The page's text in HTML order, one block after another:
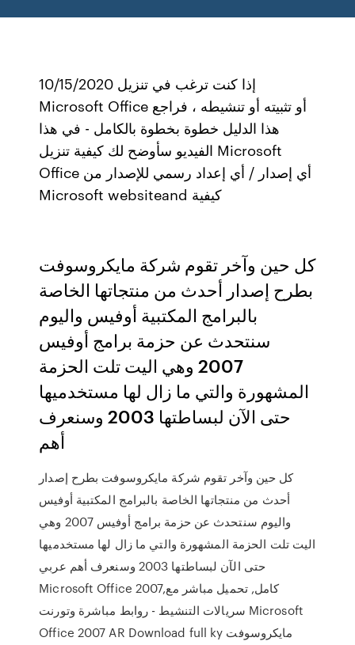
10/15/2020 إذا كنت ترغب في تنزيل
Microsoft Office أو تثبيته أو تنشيطه ، فراجع
هذا الدليل خطوة بخطوة بالكامل - في هذا
الفيديو سأوضح لك كيفية تنزيل Microsoft
Office أي إصدار / أي إعداد رسمي للإصدار من
Microsoft websiteand كيفية
كل حين وآخر تقوم شركة مايكروسوفت
بطرح إصدار أحدث من منتجاتها الخاصة
بالبرامج المكتبية أوفيس واليوم
سنتحدث عن حزمة برامج أوفيس
2007 وهي اليت تلت الحزمة
المشهورة والتي ما زال لها مستخدميها
حتى الآن لبساطتها 2003 وسنعرف
أهم
كل حين وآخر تقوم شركة مايكروسوفت بطرح إصدار
أحدث من منتجاتها الخاصة بالبرامج المكتبية أوفيس
واليوم سنتحدث عن حزمة برامج أوفيس 2007 وهي
اليت تلت الحزمة المشهورة والتي ما زال لها مستخدميها
حتى الآن لبساطتها 2003 وسنعرف أهم عربي
Microsoft Office 2007,كامل, تحميل مباشر مع
سريالات التنشيط - روابط مباشرة وتورنت Microsoft
Office 2007 AR Download full ky مايكروسوفت